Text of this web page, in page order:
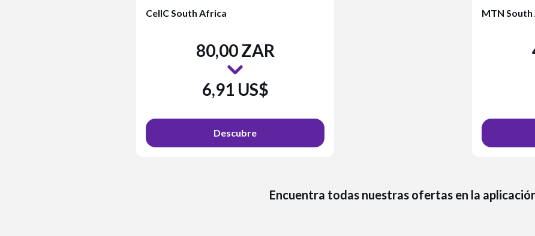
CellC South Africa
80,00 ZAR
6,91 US$
Descubre
MTN
Encuentra todas nuestras ofertas en la